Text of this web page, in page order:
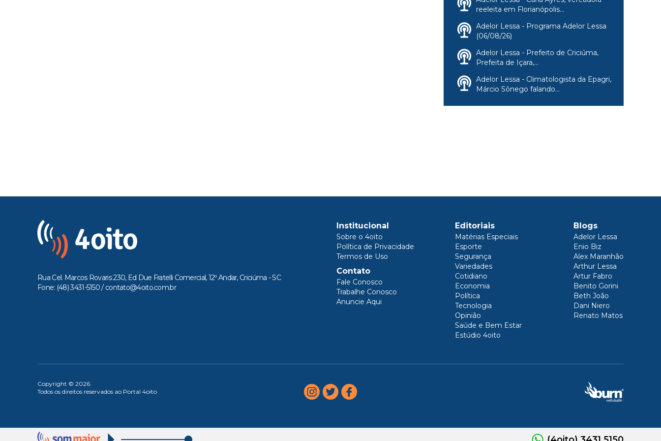
reeleita em Florianópolis...
Adelor Lessa - Programa Adelor Lessa
(06/08/26)
Adelor Lessa - Prefeito de Criciúma,
Prefeita de Içara,...
Adelor Lessa - Climatologista da Epagri,
Márcio Sônego falando...
Rua Cel. Marcos Rovaris 230, Ed Due Fratelli Comercial, 12º Andar, Criciúma - SC
Fone: (48) 3431-5150 / contato@4oito.com.br
Institucional
Sobre o 4oito
Política de Privacidade
Termos de Uso
Contato
Fale Conosco
Trabalhe Conosco
Anuncie Aqui
Editoriais
Matérias Especiais
Esporte
Segurança
Variedades
Cotidiano
Economia
Política
Tecnologia
Opinião
Saúde e Bem Estar
Estúdio 4oito
Blogs
Adelor Lessa
Enio Biz
Alex Maranhão
Arthur Lessa
Artur Fabro
Benito Gorini
Beth João
Dani Niero
Renato Matos
Copyright © 2026.
Todos os direitos reservados ao Portal 4oito